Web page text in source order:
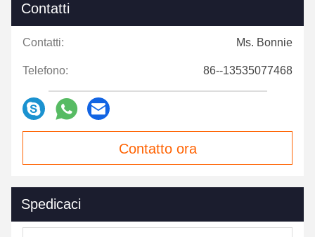
Contatti
Contatti: Ms. Bonnie
Telefono: 86--13535077468
Contatto ora
Spedicaci